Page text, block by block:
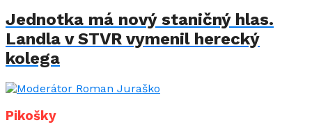
Jednotka má nový staničný hlas.
Landla v STVR vymenil herecký
kolega
Pikošky